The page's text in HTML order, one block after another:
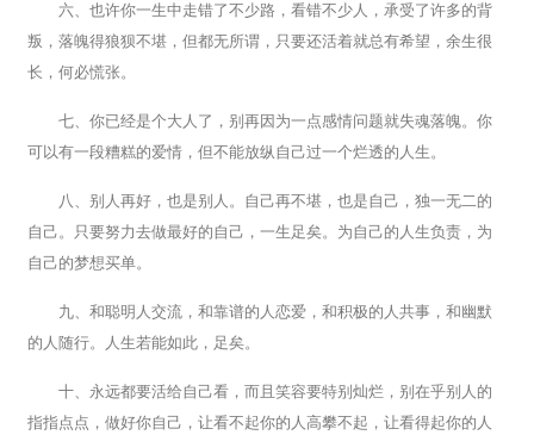
六、也许你一生中走错了不少路，看错不少人，承受了许多的背
叛，落魄得狼狈不堪，但都无所谓，只要还活着就总有希望，余生很
长，何必慌张。
七、你已经是个大人了，别再因为一点感情问题就失魂落魄。你
可以有一段糟糕的爱情，但不能放纵自己过一个烂透的人生。
八、别人再好，也是别人。自己再不堪，也是自己，独一无二的
自己。只要努力去做最好的自己，一生足矣。为自己的人生负责，为
自己的梦想买单。
九、和聪明人交流，和靠谱的人恋爱，和积极的人共事，和幽默
的人随行。人生若能如此，足矣。
十、永远都要活给自己看，而且笑容要特别灿烂，别在乎别人的
指指点点，做好你自己，让看不起你的人高攀不起，让看得起你的人